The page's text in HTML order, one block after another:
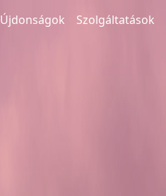
Újdonságok Szolgáltatások